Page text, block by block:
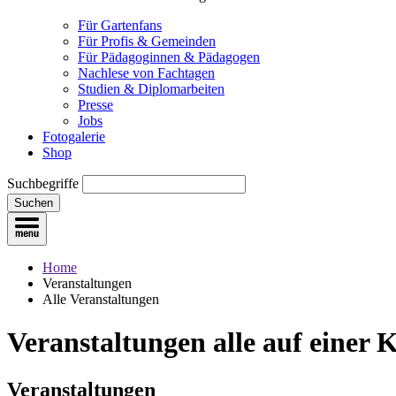
Für Gartenfans
Für Profis & Gemeinden
Für Pädagoginnen & Pädagogen
Nachlese von Fachtagen
Studien & Diplomarbeiten
Presse
Jobs
Fotogalerie
Shop
Suchbegriffe
Suchen
Home
Veranstaltungen
Alle Veranstaltungen
Veranstaltungen alle auf einer
Veranstaltungen